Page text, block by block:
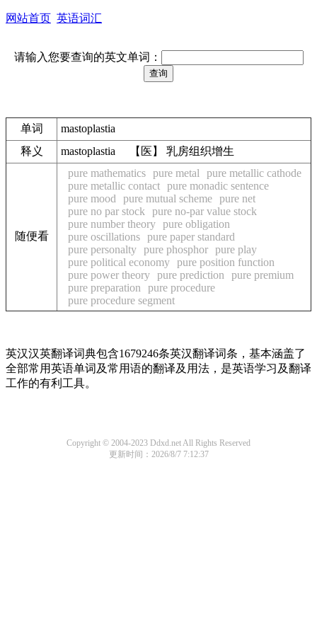
网站首页 英语词汇
请输入您要查询的英文单词：
单词
mastoplastia
释义
mastoplastia 【医】 乳房组织增生
随便看
pure mathematics pure metal
pure metallic cathode
pure metallic contact pure monadic sentence
pure mood
pure mutual scheme pure net
pure no par stock
pure no-par value stock
pure number theory pure obligation
pure oscillations pure paper standard
pure personalty pure phosphor pure play
pure political economy pure position function
pure power theory pure prediction
pure premium
pure preparation
pure procedure
pure procedure segment
英汉汉英翻译词典包含1679246条英汉翻译词条，基本涵盖了
全部常用英语单词及常用语的翻译及用法，是英语学习及翻译
工作的有利工具。
Copyright © 2004-2023 Ddxd.net All Rights Reserved
更新时间：2026/8/7 7:12:37